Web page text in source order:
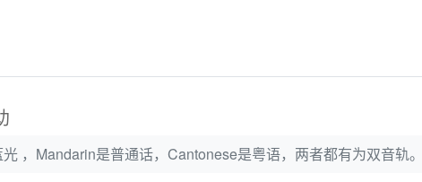
，Mandarin是普通话，Cantonese是粤语，两者都有为双音轨